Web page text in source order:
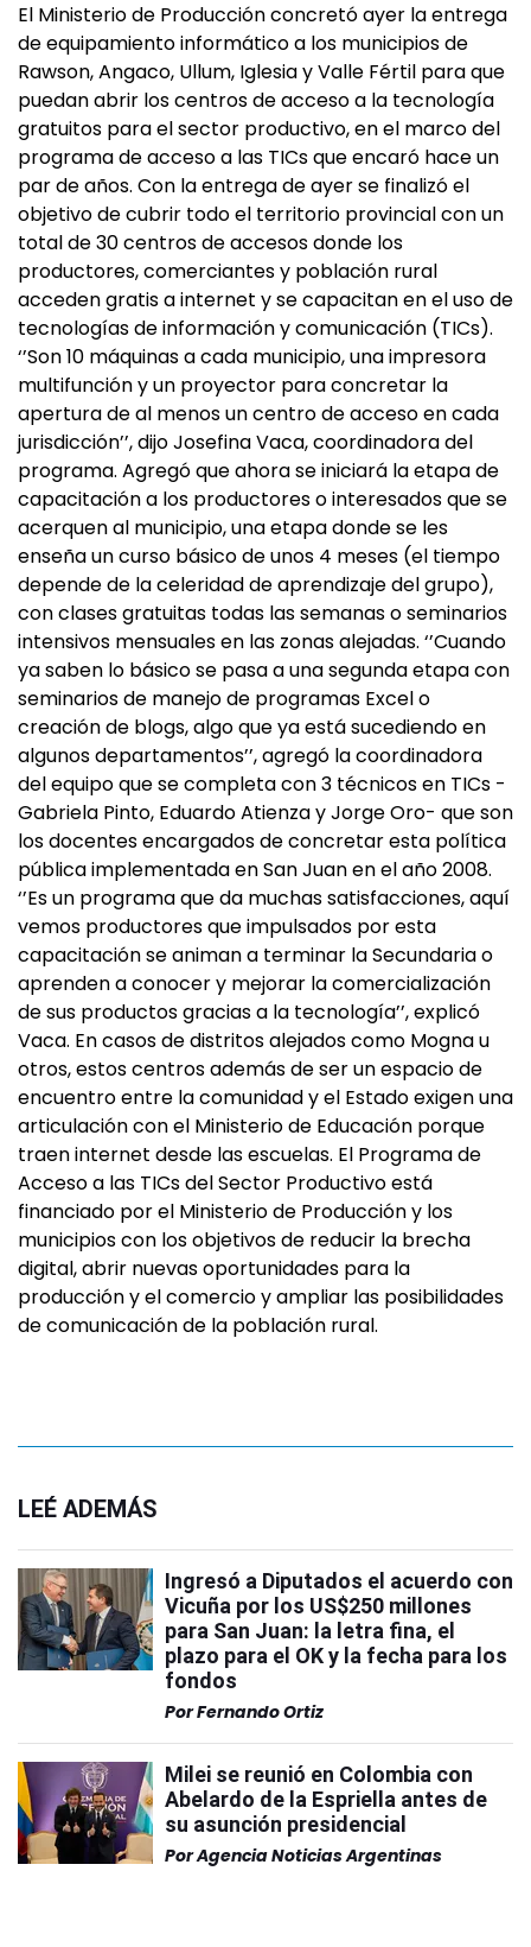
El Ministerio de Producción concretó ayer la entrega
de equipamiento informático a los municipios de
Rawson, Angaco, Ullum, Iglesia y Valle Fértil para que
puedan abrir los centros de acceso a la tecnología
gratuitos para el sector productivo, en el marco del
programa de acceso a las TICs que encaró hace un
par de años. Con la entrega de ayer se finalizó el
objetivo de cubrir todo el territorio provincial con un
total de 30 centros de accesos donde los
productores, comerciantes y población rural
acceden gratis a internet y se capacitan en el uso de
tecnologías de información y comunicación (TICs).
‘’Son 10 máquinas a cada municipio, una impresora
multifunción y un proyector para concretar la
apertura de al menos un centro de acceso en cada
jurisdicción’’, dijo Josefina Vaca, coordinadora del
programa. Agregó que ahora se iniciará la etapa de
capacitación a los productores o interesados que se
acerquen al municipio, una etapa donde se les
enseña un curso básico de unos 4 meses (el tiempo
depende de la celeridad de aprendizaje del grupo),
con clases gratuitas todas las semanas o seminarios
intensivos mensuales en las zonas alejadas. ‘’Cuando
ya saben lo básico se pasa a una segunda etapa con
seminarios de manejo de programas Excel o
creación de blogs, algo que ya está sucediendo en
algunos departamentos’’, agregó la coordinadora
del equipo que se completa con 3 técnicos en TICs -
Gabriela Pinto, Eduardo Atienza y Jorge Oro- que son
los docentes encargados de concretar esta política
pública implementada en San Juan en el año 2008.
‘’Es un programa que da muchas satisfacciones, aquí
vemos productores que impulsados por esta
capacitación se animan a terminar la Secundaria o
aprenden a conocer y mejorar la comercialización
de sus productos gracias a la tecnología’’, explicó
Vaca. En casos de distritos alejados como Mogna u
otros, estos centros además de ser un espacio de
encuentro entre la comunidad y el Estado exigen una
articulación con el Ministerio de Educación porque
traen internet desde las escuelas. El Programa de
Acceso a las TICs del Sector Productivo está
financiado por el Ministerio de Producción y los
municipios con los objetivos de reducir la brecha
digital, abrir nuevas oportunidades para la
producción y el comercio y ampliar las posibilidades
de comunicación de la población rural.
LEÉ ADEMÁS
Ingresó a Diputados el acuerdo con
Vicuña por los US$250 millones
para San Juan: la letra fina, el
plazo para el OK y la fecha para los
fondos
PorFernando Ortiz
Milei se reunió en Colombia con
Abelardo de la Espriella antes de
su asunción presidencial
PorAgencia Noticias Argentinas